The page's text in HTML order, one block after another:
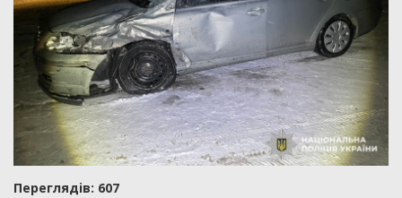
Переглядiв: 607